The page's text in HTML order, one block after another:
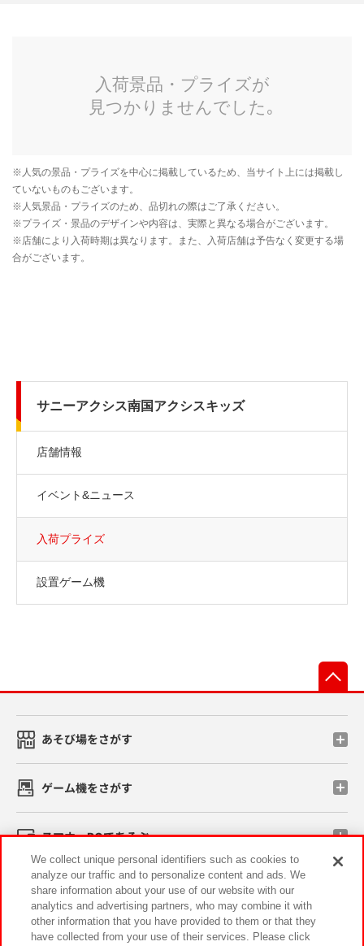
サニーアクシス南国アクシスキッズ
店舗情報
イベント&ニュース
入荷プライズ
設置ゲーム機
あそび場をさがす
ゲーム機をさがす
スマホ・PCであそぶ
イベント・キャンペーン
We collect unique personal identifiers such as cookies to
analyze our traffic and to personalize content and ads. We
share information about your use of our website with our
analytics and advertising partners, who may combine it with
other information that you have provided to them or that they
have collected from your use of their services. Please click